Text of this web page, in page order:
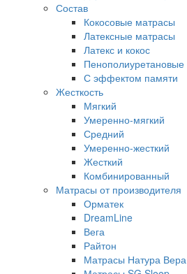
Состав
Кокосовые матрасы
Латексные матрасы
Латекс и кокос
Пенополиуретановые
С эффектом памяти
Жесткость
Мягкий
Умеренно-мягкий
Средний
Умеренно-жесткий
Жесткий
Комбинированный
Матрасы от производителя
Орматек
DreamLine
Вега
Райтон
Матрасы Натура Вера